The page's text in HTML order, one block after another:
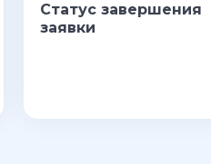
Статус завершения
заявки